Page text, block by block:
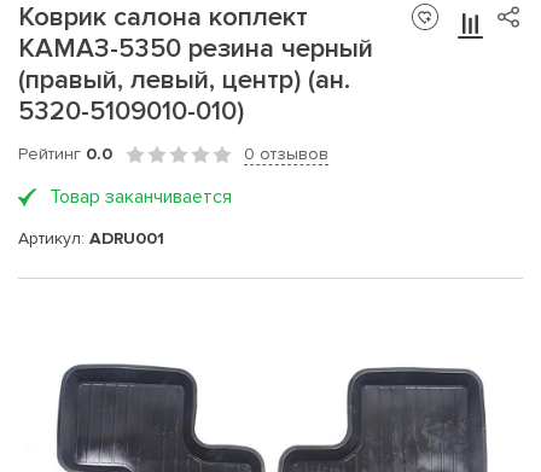
Коврик салона коплект
КАМАЗ-5350 резина черный
(правый, левый, центр) (ан.
5320-5109010-010)
Рейтинг 0.0 0 отзывов
Товар заканчивается
Артикул: ADRU001